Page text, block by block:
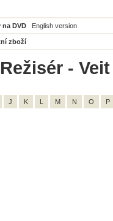
na DVD English version
zboží
-
J K L M N O P